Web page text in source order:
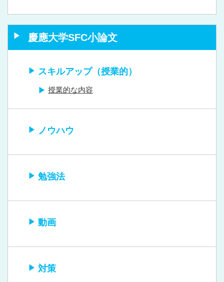
慶應大学SFC小論文
スキルアップ（授業的）
授業的な内容
ノウハウ
勉強法
動画
対策